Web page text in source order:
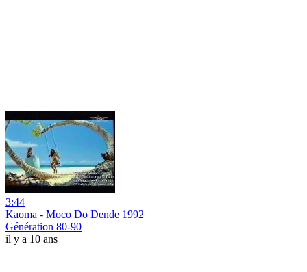
3:44
Kaoma - Moco Do Dende 1992
Génération 80-90
il y a 10 ans